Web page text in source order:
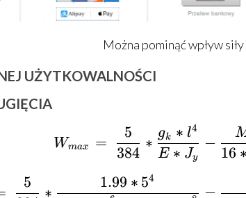
Można pominąć wpływ
UŻYTKOWALNOŚCI
Wmax =
384
5
∗
E ∗ Jy
gk ∗ l4
−
16 ∗
5
∗
1.99 ∗ 54
−